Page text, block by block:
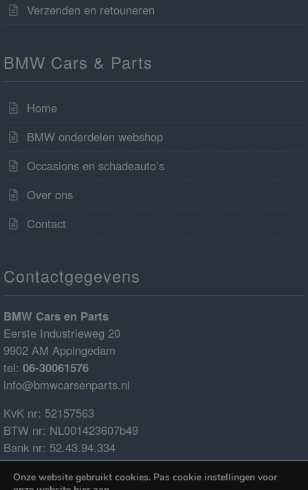
Verzenden en retouneren
BMW Cars & Parts
Home
BMW onderdelen webshop
Occasions en schadeauto’s
Over ons
Contact
Contactgegevens
BMW Cars en Parts
Eerste Industrieweg 20
9902 AM Appingedam
tel: 06-30061576
info@bmwcarsenparts.nl
KvK nr: 52157563
BTW nr: NL001423607b49
Bank nr: 52.43.94.334
IBAN: NL68ABNA0524394334
BIC: ABNANL2A
Onze website gebruikt cookies. Pas cookie instellingen voor